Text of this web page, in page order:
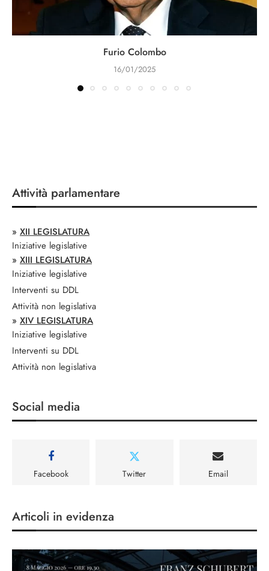
Furio Colombo
16/01/2025
Attività parlamentare
» XII LEGISLATURA
Iniziative legislative
» XIII LEGISLATURA
Iniziative legislative
Interventi su DDL
Attività non legislativa
» XIV LEGISLATURA
Iniziative legislative
Interventi su DDL
Attività non legislativa
Social media
Facebook Twitter Email
Articoli in evidenza